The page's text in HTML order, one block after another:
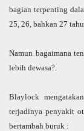
bagian terpenting
25, 26, bahkan 27
Namun bagaimana
lebih dewasa?.
Blaylock
terjadinya penyakit
bertambah buruk :